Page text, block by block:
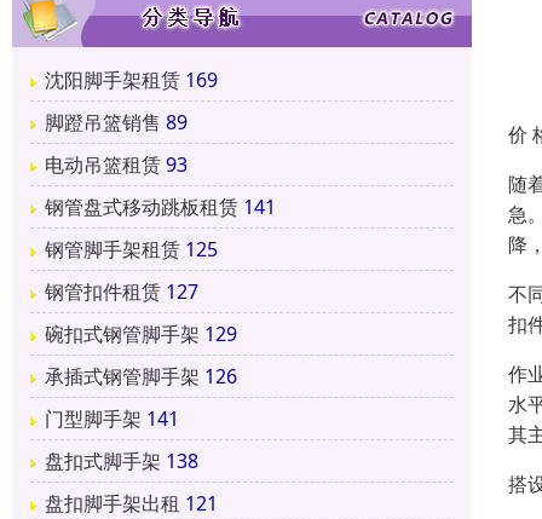
沈阳脚手架租赁 169
脚蹬吊篮销售 89
电动吊篮租赁93
钢管盘式移动跳板租赁 141
钢管脚手架租赁 125
钢管扣件租赁 127
碗扣式钢管脚手架 129
承插式钢管脚手架 126
门型脚手架 141
盘扣式脚手架 138
盘扣脚手架出租 121
价
随
急
降
不
扣
作
水
其
搭